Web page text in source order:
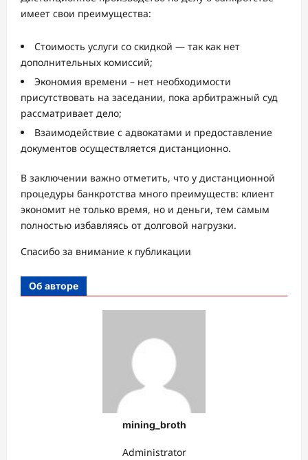
имеет свои преимущества:
Стоимость услуги со скидкой — так как нет
дополнительных комиссий;
Экономия времени – нет необходимости
присутствовать на заседании, пока арбитражный суд
рассматривает дело;
Взаимодействие с адвокатами и предоставление
документов осуществляется дистанционно.
В заключении важно отметить, что у дистанционной
процедуры банкротства много преимуществ: клиент
экономит не только время, но и деньги, тем самым
полностью избавляясь от долговой нагрузки.
Спасибо за внимание к публикации
Об авторе
mining_broth
Administrator